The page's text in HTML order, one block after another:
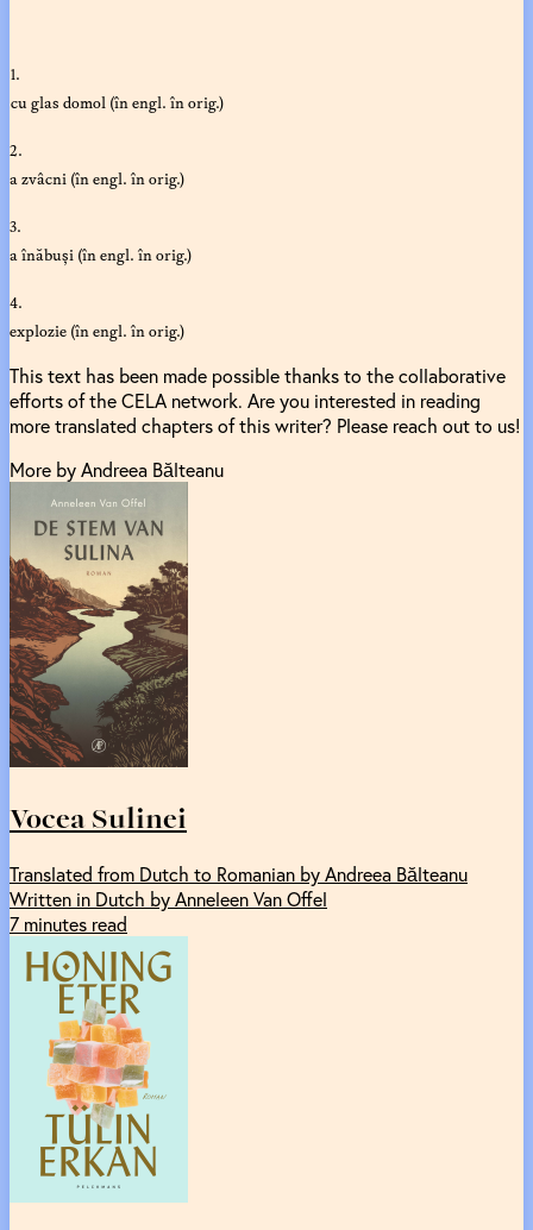
1.
cu glas domol (în engl. în orig.)
2.
a zvâcni (în engl. în orig.)
3.
a înăbuși (în engl. în orig.)
4.
explozie (în engl. în orig.)
This text has been made possible thanks to the collaborative
efforts of the CELA network. Are you interested in reading
more translated chapters of this writer? Please reach out to us!
More by Andreea Bălteanu
Vocea Sulinei
Translated from Dutch to Romanian by Andreea Bălteanu
Written in Dutch by Anneleen Van Offel
7 minutes read